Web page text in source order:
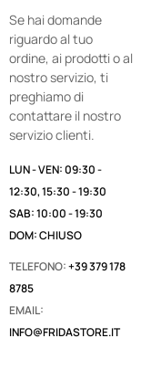
Se hai domande
riguardo al tuo
ordine, ai prodotti o al
nostro servizio, ti
preghiamo di
contattare il nostro
servizio clienti.
LUN - VEN: 09:30 -
12:30, 15:30 - 19:30
SAB: 10:00 - 19:30
DOM: CHIUSO
TELEFONO:+39 379 178
8785
EMAIL:
INFO@FRIDASTORE.IT